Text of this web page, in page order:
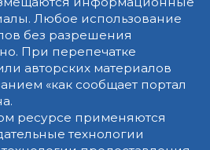
Любое использование
без разрешения
При перепечатке
авторских материалов
«как сообщает портал
ресурсе применяются
технологии